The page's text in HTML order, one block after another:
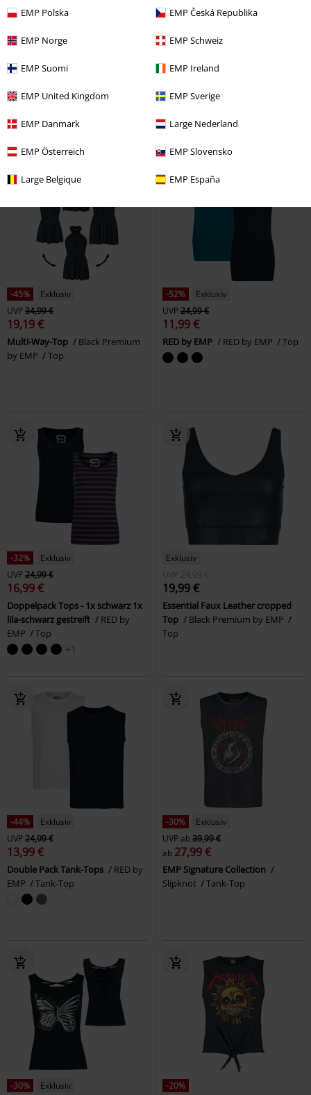
EMP Polska EMP Česká Republika
EMP Norge EMP Schweiz
EMP Suomi EMP Ireland
EMP United Kingdom EMP Sverige
EMP Danmark Large Nederland
EMP Österreich EMP Slovensko
Large Belgique EMP España
UVPab 24,99 €
ab
Doppelpack Tops mit dünnen
Trägern
RED by EMP
UVP22,99 €
14,39 €
Laced Top Bandeau
Top
-45%
Exklusiv
UVP34,99 €
19,19 €
Multi-Way-Top
Black Premium
by EMP
Top
-52%
Exklusiv
UVP24,99 €
11,99 €
RED by EMP RED by EMP Top
-32%
Exklusiv
UVP24,99 €
16,99 €
Doppelpack Tops - 1x schwarz 1x
lila-schwarz gestreift
RED by
EMP
Top
+1
Exklusiv
UVP
24,99 €
19,99 €
Essential Faux Leather cropped
Top
Black Premium by EMP
Top
-44%
Exklusiv
UVP24,99 €
13,99 €
Double Pack Tank-Tops
RED by
EMP
Tank-Top
-30%
Exklusiv
UVPab39,99 €
ab 27,99 €
EMP Signature Collection
Slipknot
Tank-Top
-30%
Exklusiv
-20%